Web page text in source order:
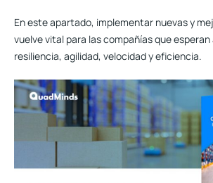
En este apartado, implementar nuevas y
vuelve vital para las compañías que
resiliencia, agilidad, velocidad y eficiencia.